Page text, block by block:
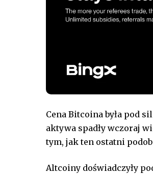
Cena Bitcoina była pod
aktywa spadły wczoraj
tym, jak ten ostatni
Altcoiny doświadczyły